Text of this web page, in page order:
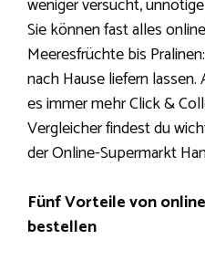
weniger versucht,
Sie können fast alles
Meeresfrüchte bis
nach Hause liefern
es immer mehr Click &
Vergleicher findest du
der Online-Supermarkt
Fünf Vorteile von
bestellen